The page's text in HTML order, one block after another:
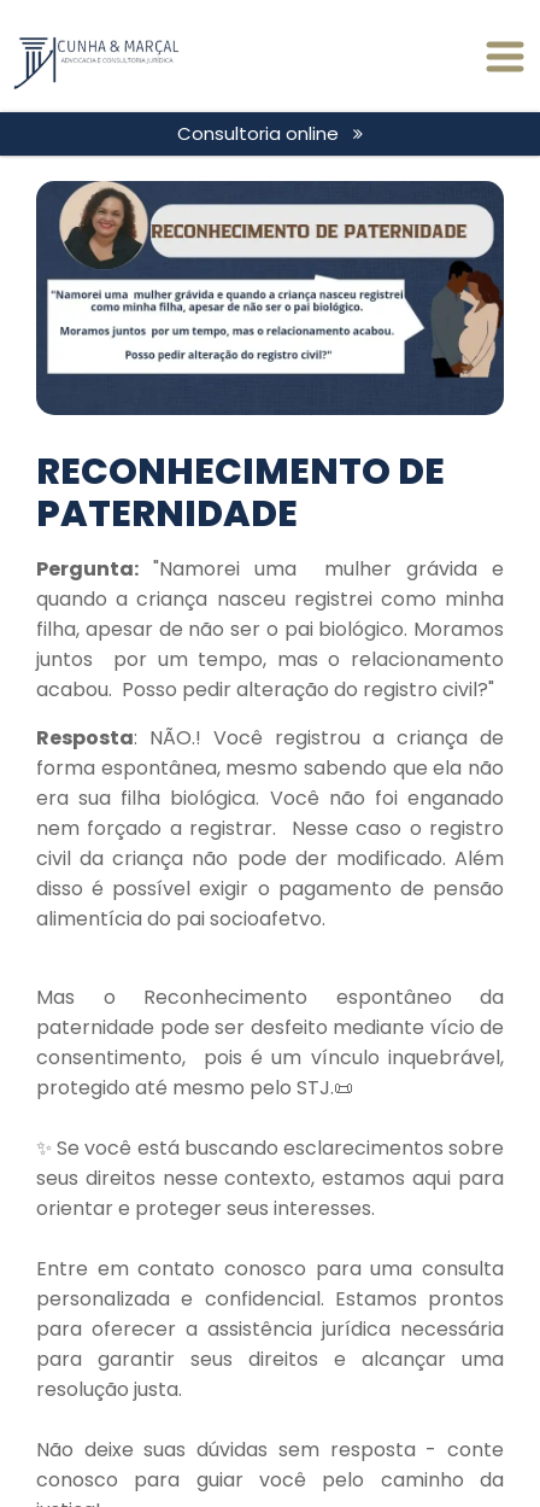
Consultoria online
RECONHECIMENTO DE
PATERNIDADE
Pergunta: "Namorei uma mulher grávida e
quando a criança nasceu registrei como minha
filha, apesar de não ser o pai biológico. Moramos
juntos por um tempo, mas o relacionamento
acabou. Posso pedir alteração do registro civil?"
Resposta: NÃO.! Você registrou a criança de
forma espontânea, mesmo sabendo que ela não
era sua filha biológica. Você não foi enganado
nem forçado a registrar. Nesse caso o registro
civil da criança não pode der modificado. Além
disso é possível exigir o pagamento de pensão
alimentícia do pai socioafetvo.
Mas o Reconhecimento espontâneo da
paternidade pode ser desfeito mediante vício de
consentimento, pois é um vínculo inquebrável,
protegido até mesmo pelo STJ.📜
✨ Se você está buscando esclarecimentos sobre
seus direitos nesse contexto, estamos aqui para
orientar e proteger seus interesses.
Entre em contato conosco para uma consulta
personalizada e confidencial. Estamos prontos
para oferecer a assistência jurídica necessária
para garantir seus direitos e alcançar uma
resolução justa.
Não deixe suas dúvidas sem resposta - conte
conosco para guiar você pelo caminho da